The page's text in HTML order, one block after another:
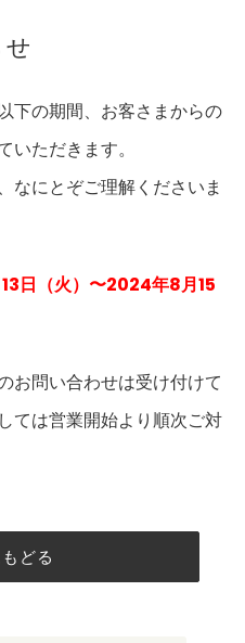
下の期間、お客さまからの
ただきます。
なにとぞご理解くださいま
日（火）〜2024年8月15
お問い合わせは受け付けて
ては営業開始より順次ご対
どる